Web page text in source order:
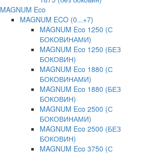
MAGNUM Eco
MAGNUM ECO (0...+7)
MAGNUM Eco 1250 (С
БОКОВИНАМИ)
MAGNUM Eco 1250 (БЕЗ
БОКОВИН)
MAGNUM Eco 1880 (С
БОКОВИНАМИ)
MAGNUM Eco 1880 (БЕЗ
БОКОВИН)
MAGNUM Eco 2500 (С
БОКОВИНАМИ)
MAGNUM Eco 2500 (БЕЗ
БОКОВИН)
MAGNUM Eco 3750 (С